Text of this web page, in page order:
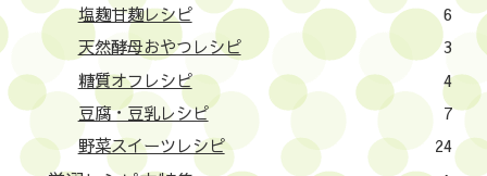
塩麹甘麹レシピ
6
天然酵母おやつレシピ
3
糖質オフレシピ
4
豆腐・豆乳レシピ
7
野菜スイーツレシピ
24